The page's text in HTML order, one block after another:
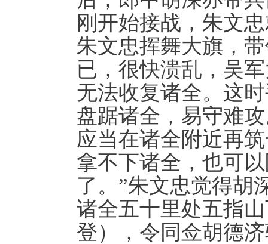
刚开始接战，朱文
朱文忠挥舞大旗，
已，很快溃乱，吴
无法收复诸全。这
盘踞诸全，易守难
应当在诸全附近再
拿不下诸全，也可
了。”朱文忠觉得胡
诸全五十里处五指
登），令同佥胡德